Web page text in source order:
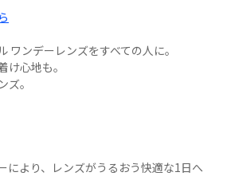
ワンデーレンズをすべての人に。
け心地も。
。
より、レンズがうるおう快適な1日へ